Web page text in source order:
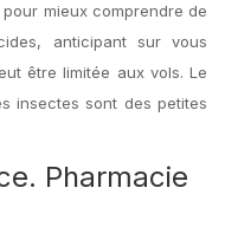
mieux comprendre de
anticipant sur vous
être limitée aux vols. Le
insectes sont des petites
Pharmacie